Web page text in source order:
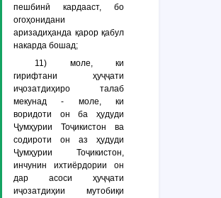
пешбинӣ кардааст, бо
огоҳонидани
аризадиҳанда қарор қабул
накарда бошад;
11) моле, ки
гирифтани ҳуҷҷати
иҷозатдиҳиро талаб
мекунад - моле, ки
воридоти он ба ҳудуди
Ҷумҳурии Тоҷикистон ва
содироти он аз ҳудуди
Ҷумҳурии Тоҷикистон,
инчунин ихтиёрдории он
дар асоси ҳуҷҷати
иҷозатдиҳии мутобиқи